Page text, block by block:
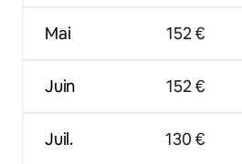
Mai
Juin
Juil.
152 €
152 €
130 €